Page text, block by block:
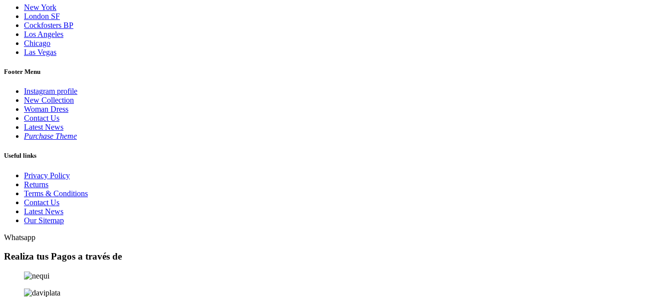
New York
London SF
Cockfosters BP
Los Angeles
Chicago
Las Vegas
Footer Menu
Instagram profile
New Collection
Woman Dress
Contact Us
Latest News
Purchase Theme
Useful links
Privacy Policy
Returns
Terms & Conditions
Contact Us
Latest News
Our Sitemap
Whatsapp
Realiza tus Pagos a través de